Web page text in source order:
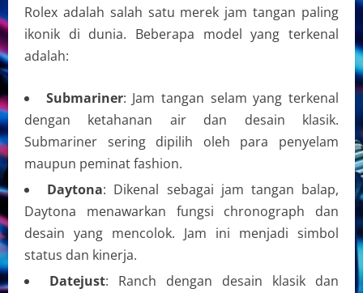
Rolex adalah salah satu merek jam tangan paling
ikonik di dunia. Beberapa model yang terkenal
adalah:
Submariner: Jam tangan selam yang terkenal
dengan ketahanan air dan desain klasik.
Submariner sering dipilih oleh para penyelam
maupun peminat fashion.
Daytona: Dikenal sebagai jam tangan balap,
Daytona menawarkan fungsi chronograph dan
desain yang mencolok. Jam ini menjadi simbol
status dan kinerja.
Datejust: Ranch dengan desain klasik dan